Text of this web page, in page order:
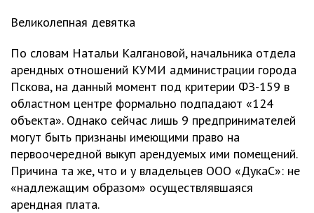
Великолепная девятка
По словам Натальи Калгановой, начальника отдела
арендных отношений КУМИ администрации города
Пскова, на данный момент под критерии ФЗ-159 в
областном центре формально подпадают «124
объекта». Однако сейчас лишь 9 предпринимателей
могут быть признаны имеющими право на
первоочередной выкуп арендуемых ими помещений.
Причина та же, что и у владельцев ООО «ДукаС»: не
«надлежащим образом» осуществлявшаяся
арендная плата.